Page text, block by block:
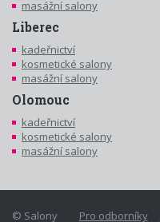
masážní salony
Liberec
kadeřnictví
kosmetické salony
masážní salony
Olomouc
kadeřnictví
kosmetické salony
masážní salony
Pro odborníky
© Salony